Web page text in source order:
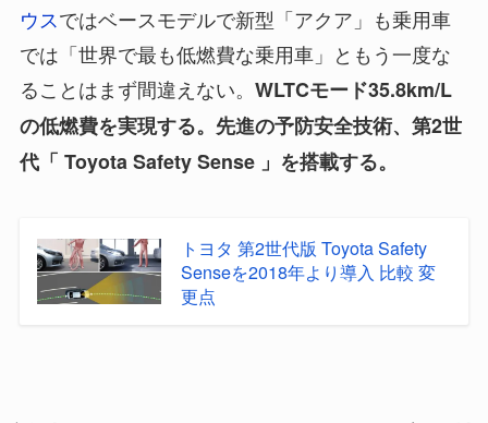
ウスではベースモデルで新型「アクア」も乗用車
では「世界で最も低燃費な乗用車」ともう一度な
ることはまず間違えない。 WLTCモード35.8km/L
の低燃費を実現する。先進の予防安全技術、第2世
代「 Toyota Safety Sense 」を搭載する。
トヨタ 第2世代版 Toyota Safety
Senseを2018年より導入 比較 変
更点